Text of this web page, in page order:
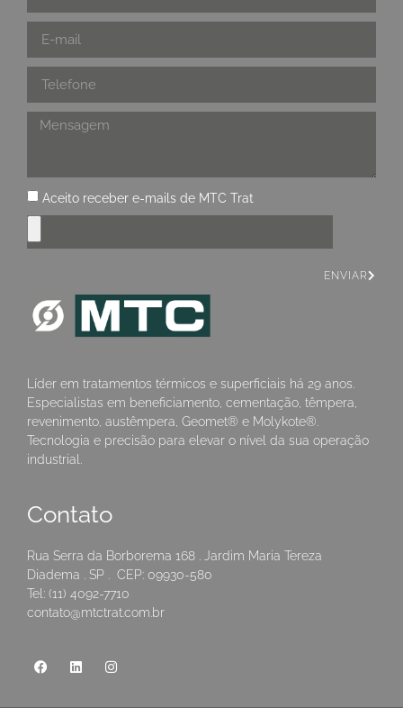
Líder em tratamentos térmicos e superficiais há 29 anos.
Especialistas em beneficiamento, cementação, têmpera,
revenimento, austêmpera, Geomet® e Molykote®.
Tecnologia e precisão para elevar o nível da sua operação
industrial.
Contato
Rua Serra da Borborema 168 . Jardim Maria Tereza
Diadema . SP . CEP: 09930-580
Tel: (11) 4092-7710
contato@mtctrat.com.br
Aceito receber e-mails de MTC Trat
ENVIAR